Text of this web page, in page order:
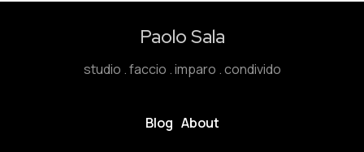
Paolo Sala
studio . faccio . imparo . condivido
Blog About